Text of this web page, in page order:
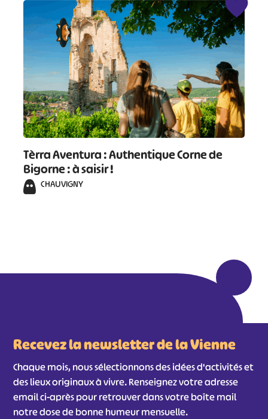
Tèrra Aventura : Authentique Corne de
Bigorne : à saisir !
CHAUVIGNY
Recevez la newsletter de la Vienne
Chaque mois, nous sélectionnons des idées d'activités et
des lieux originaux à vivre. Renseignez votre adresse
email ci-après pour retrouver dans votre boîte mail
notre dose de bonne humeur mensuelle.